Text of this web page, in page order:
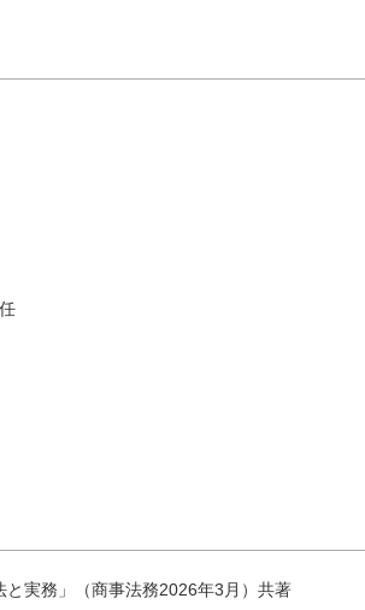
と実務」（商事法務2026年3月）共著